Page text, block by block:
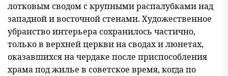
лотковым сводом с крупными распалубками над
западной и восточной стенами. Художественное
убранство интерьера сохранилось частично,
только в верхней церкви на сводах и люнетах,
оказавшихся на чердаке после приспособления
храма под жилье в советское время, когда по